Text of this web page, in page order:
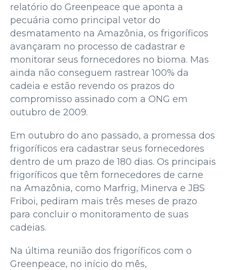
relatório do Greenpeace que aponta a
pecuária como principal vetor do
desmatamento na Amazônia, os frigoríficos
avançaram no processo de cadastrar e
monitorar seus fornecedores no bioma. Mas
ainda não conseguem rastrear 100% da
cadeia e estão revendo os prazos do
compromisso assinado com a ONG em
outubro de 2009.
Em outubro do ano passado, a promessa dos
frigoríficos era cadastrar seus fornecedores
dentro de um prazo de 180 dias. Os principais
frigoríficos que têm fornecedores de carne
na Amazônia, como Marfrig, Minerva e JBS
Friboi, pediram mais três meses de prazo
para concluir o monitoramento de suas
cadeias.
Na última reunião dos frigoríficos com o
Greenpeace, no início do mês,